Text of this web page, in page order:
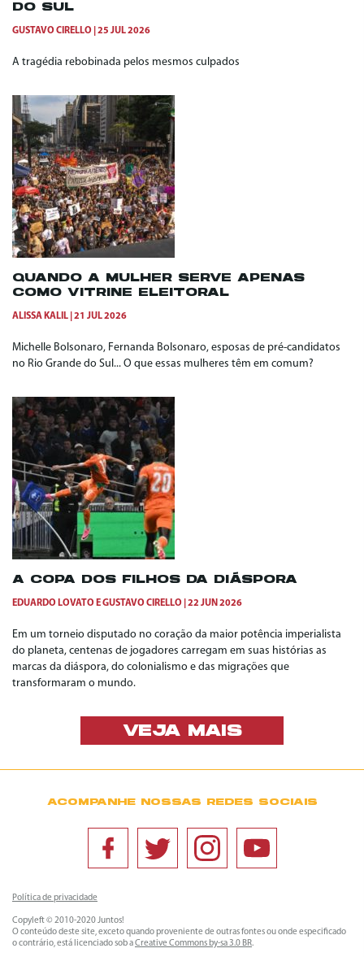
DO SUL
GUSTAVO CIRELLO 25 JUL 2026
A tragédia rebobinada pelos mesmos culpados
QUANDO A MULHER SERVE APENAS
COMO VITRINE ELEITORAL
ALISSA KALIL 21 JUL 2026
Michelle Bolsonaro, Fernanda Bolsonaro, esposas de pré-candidatos
no Rio Grande do Sul... O que essas mulheres têm em comum?
A COPA DOS FILHOS DA DIÁSPORA
EDUARDO LOVATO EGUSTAVO CIRELLO 22 JUN 2026
Em um torneio disputado no coração da maior potência imperialista
do planeta, centenas de jogadores carregam em suas histórias as
marcas da diáspora, do colonialismo e das migrações que
transformaram o mundo.
VEJA MAIS
ACOMPANHE NOSSAS REDES SOCIAIS
Política de privacidade
Copyleft © 2010-2020 Juntos!
O conteúdo deste site, exceto quando proveniente de outras fontes ou onde especificado
o contrário, está licenciado sob aCreative Commons by-sa 3.0 BR.